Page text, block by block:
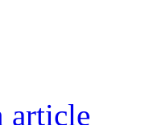
article